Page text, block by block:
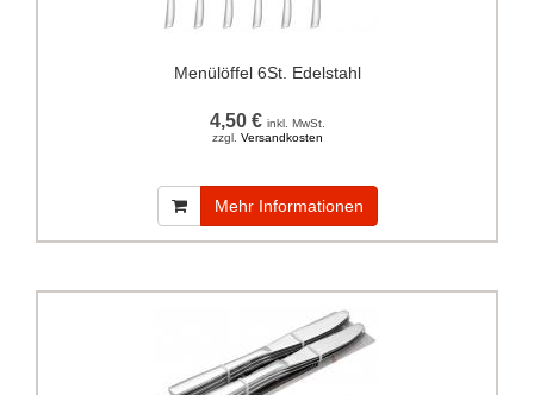
Menülöffel 6St. Edelstahl
4,50 € inkl. MwSt.
zzgl. Versandkosten
Mehr Informationen